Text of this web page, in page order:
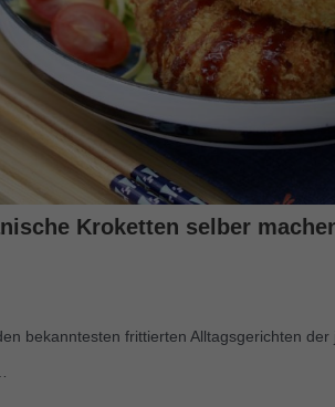
Kroketten selber
bekanntesten frittierten Alltagsgerichten